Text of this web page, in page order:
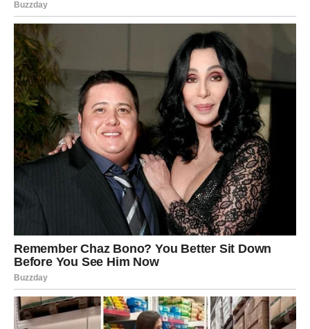
Ljubavna poruka
Ne zatvarajte vrata novim ljudima.
Ljubav vam dolazi kada je
najmanje očekujete
Pred vama su romantični trenuci.
ŠKORPIJA
Neko iz prošlosti mogao bi ponovo pokazati
interesovanje.
Pred vama su važni emotivni razgovori.
Ljubavna poruka